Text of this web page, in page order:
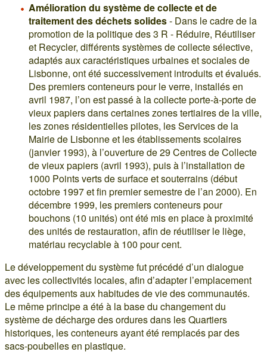
Amélioration du système de collecte et de
traitement des déchets solides- Dans le cadre de la
promotion de la politique des 3 R - Réduire, Réutiliser
et Recycler, différents systèmes de collecte sélective,
adaptés aux caractéristiques urbaines et sociales de
Lisbonne, ont été successivement introduits et évalués.
Des premiers conteneurs pour le verre, installés en
avril 1987, l’on est passé à la collecte porte-à-porte de
vieux papiers dans certaines zones tertiaires de la ville,
les zones résidentielles pilotes, les Services de la
Mairie de Lisbonne et les établissements scolaires
(janvier 1993), à l’ouverture de 29 Centres de Collecte
de vieux papiers (avril 1993), puis à l’installation de
1000 Points verts de surface et souterrains (début
octobre 1997 et fin premier semestre de l’an 2000). En
décembre 1999, les premiers conteneurs pour
bouchons (10 unités) ont été mis en place à proximité
des unités de restauration, afin de réutiliser le liège,
matériau recyclable à 100 pour cent.
Le développement du système fut précédé d’un dialogue
avec les collectivités locales, afin d’adapter l’emplacement
des équipements aux habitudes de vie des communautés.
Le même principe a été à la base du changement du
système de décharge des ordures dans les Quartiers
historiques, les conteneurs ayant été remplacés par des
sacs-poubelles en plastique.